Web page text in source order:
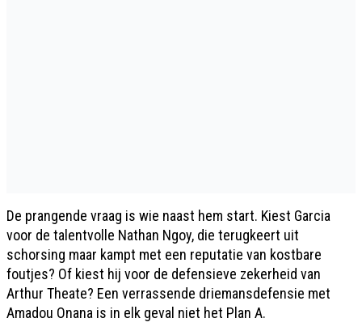
De prangende vraag is wie naast hem start. Kiest Garcia
voor de talentvolle Nathan Ngoy, die terugkeert uit
schorsing maar kampt met een reputatie van kostbare
foutjes? Of kiest hij voor de defensieve zekerheid van
Arthur Theate? Een verrassende driemansdefensie met
Amadou Onana is in elk geval niet het Plan A.